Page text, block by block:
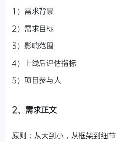
1）需求背景
2）需求目标
3）影响范围
4）上线后评估指标
5）项目参与人
2、需求正文
原则：从大到小，从框架到细节